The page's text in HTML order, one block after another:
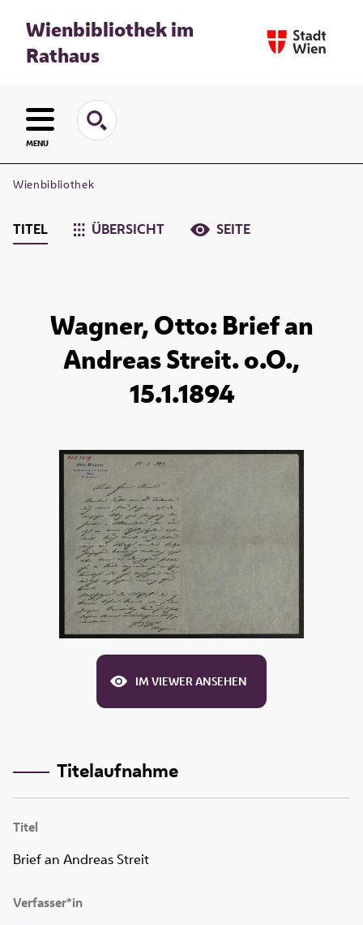
Wienbibliothek im
Rathaus
MENU
Wienbibliothek
TITEL ÜBERSICHT SEITE
Wagner, Otto: Brief an
Andreas Streit. o.O.,
15.1.1894
IM VIEWER ANSEHEN
Titelaufnahme
Titel
Brief an Andreas Streit
Verfasser*in